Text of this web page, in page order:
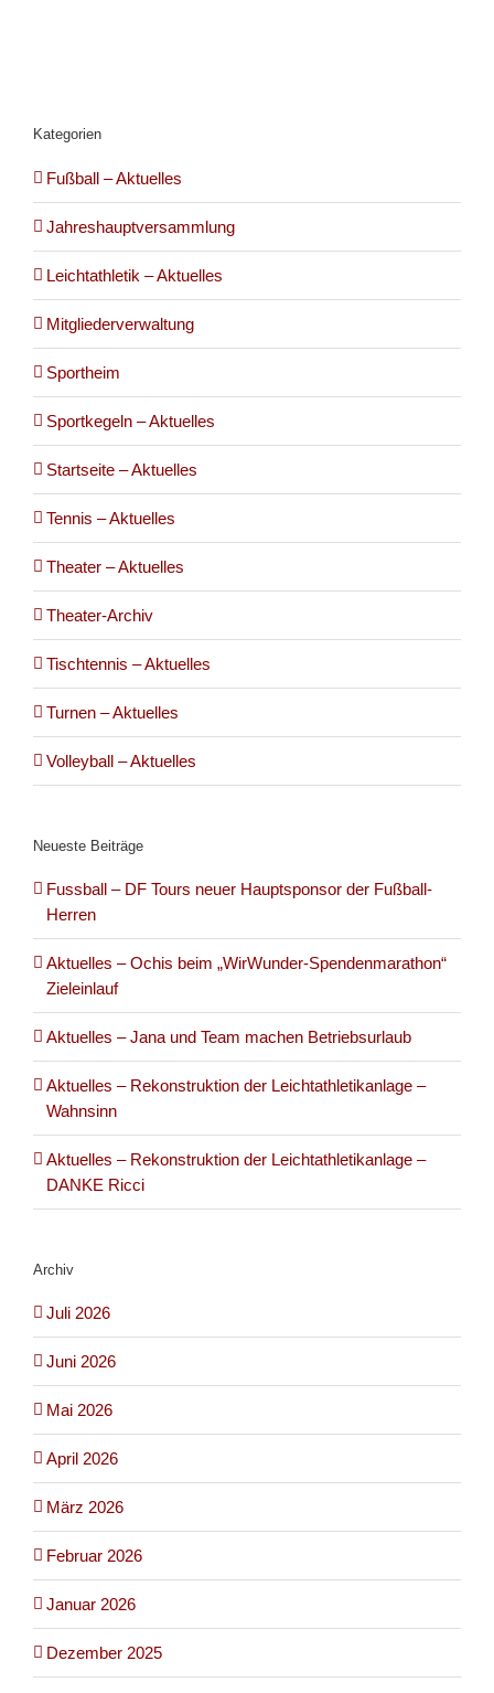
Kategorien
Fußball – Aktuelles
Jahreshauptversammlung
Leichtathletik – Aktuelles
Mitgliederverwaltung
Sportheim
Sportkegeln – Aktuelles
Startseite – Aktuelles
Tennis – Aktuelles
Theater – Aktuelles
Theater-Archiv
Tischtennis – Aktuelles
Turnen – Aktuelles
Volleyball – Aktuelles
Neueste Beiträge
Fussball – DF Tours neuer Hauptsponsor der Fußball-
Herren
Aktuelles – Ochis beim „WirWunder-Spendenmarathon“
Zieleinlauf
Aktuelles – Jana und Team machen Betriebsurlaub
Aktuelles – Rekonstruktion der Leichtathletikanlage –
Wahnsinn
Aktuelles – Rekonstruktion der Leichtathletikanlage –
DANKE Ricci
Archiv
Juli 2026
Juni 2026
Mai 2026
April 2026
März 2026
Februar 2026
Januar 2026
Dezember 2025